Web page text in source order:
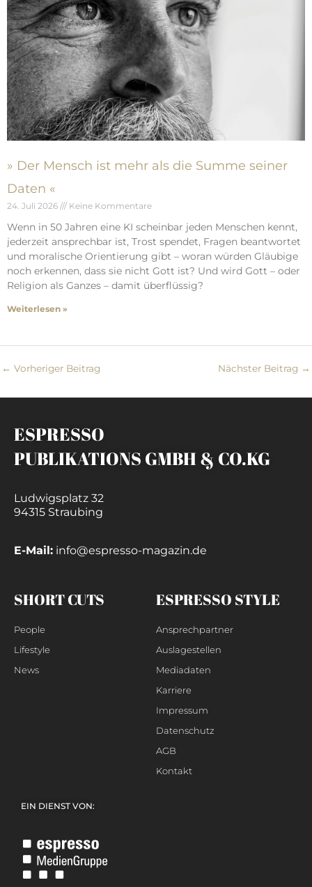
» Der Mensch ist mehr als die Summe seiner
Daten «
24. Juli 2026 Keine Kommentare
Wenn in 50 Jahren eine KI scheinbar jeden Menschen kennt,
jederzeit ansprechbar ist, Trost spendet, Fragen beantwortet
und moralische Orientierung gibt – woran würden Gläubige
noch erkennen, dass sie nicht Gott ist? Und wird Gott – oder
Religion als Ganzes – damit überflüssig?
Weiterlesen »
← Vorheriger Beitrag Nächster Beitrag →
ESPRESSO
PUBLIKATIONS GMBH & CO.KG
Ludwigsplatz 32
94315 Straubing
E-Mail: info@espresso-magazin.de
SHORT CUTS
People
Lifestyle
News
ESPRESSO STYLE
Ansprechpartner
Auslagestellen
Mediadaten
Karriere
Impressum
Datenschutz
AGB
Kontakt
EIN DIENST VON: